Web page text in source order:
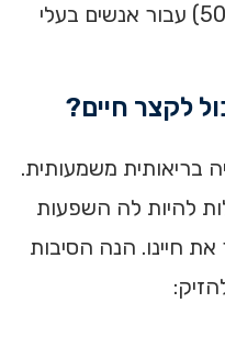
והייתה והנמוכה ביותר (50.1%) עבור אנשים בעלי
לקצר חיים?
בריאותית משמעותית.
להיות לה השפעות
את חיינו. הנה הסיבות